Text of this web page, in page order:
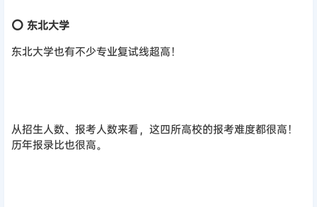
⭕ 东北大学
东北大学也有不少专业复试线超高！
从招生人数、报考人数来看，这四所高校的报考难度都很高！
历年报录比也很高。